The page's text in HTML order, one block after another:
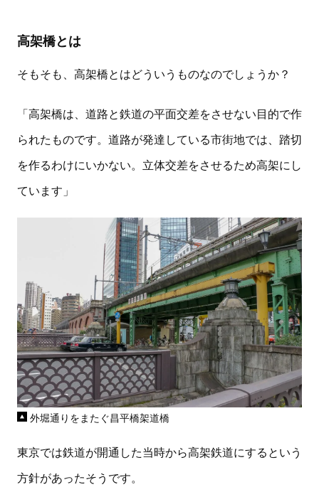
高架橋とは
そもそも、高架橋とはどういうものなのでしょうか？
「高架橋は、道路と鉄道の平面交差をさせない目的で作
られたものです。道路が発達している市街地では、踏切
を作るわけにいかない。立体交差をさせるため高架にし
ています」
外堀通りをまたぐ昌平橋架道橋
東京では鉄道が開通した当時から高架鉄道にするという
方針があったそうです。